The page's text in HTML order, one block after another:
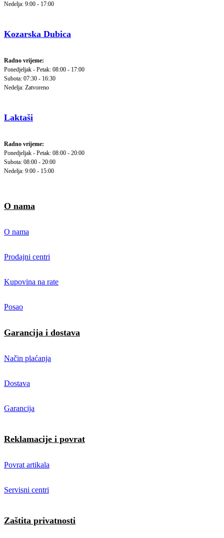
Nedelja: 9:00 - 17:00
Kozarska Dubica
Radno vrijeme:
Ponedjeljak - Petak: 08:00 - 17:00
Subota: 07:30 - 16:30
Nedelja: Zatvoreno
Laktaši
Radno vrijeme:
Ponedjeljak - Petak: 08:00 - 20:00
Subota: 08:00 - 20:00
Nedelja: 9:00 - 15:00
O nama
O nama
Prodajni centri
Kupovina na rate
Posao
Garancija i dostava
Način plaćanja
Dostava
Garancija
Reklamacije i povrat
Povrat artikala
Servisni centri
Zaštita privatnosti